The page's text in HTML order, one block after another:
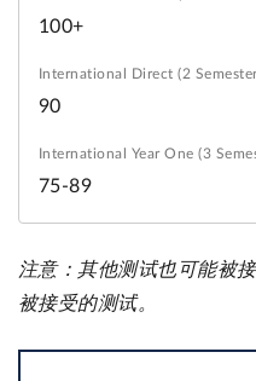
100+
90
75-89
注意：其他测试也可能被
被接受的测试。